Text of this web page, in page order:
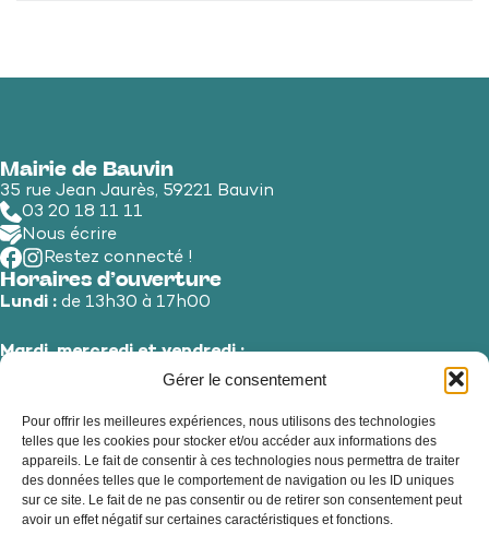
Gérer le consentement
Pour offrir les meilleures expériences, nous utilisons des technologies
telles que les cookies pour stocker et/ou accéder aux informations des
appareils. Le fait de consentir à ces technologies nous permettra de traiter
des données telles que le comportement de navigation ou les ID uniques
sur ce site. Le fait de ne pas consentir ou de retirer son consentement peut
avoir un effet négatif sur certaines caractéristiques et fonctions.
Mairie de Bauvin
35 rue Jean Jaurès, 59221 Bauvin
03 20 18 11 11
Nous écrire
Restez connecté !
Horaires d’ouverture
Lundi : de 13h30 à 17h00
Mardi, mercredi et vendredi :
de 8h30 à 12h00 et de 13h30 à 17h00
Jeudi et samedi :de 8h30 à 12h00